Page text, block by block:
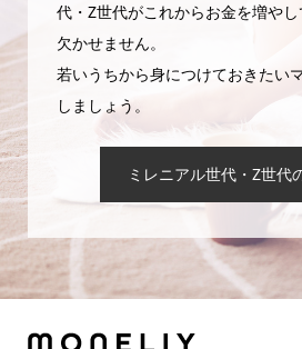
代・Z世代がこれからお金を増や
欠かせません。
若いうちから身につけておきたい
しましょう。
ミレニアル世代・Z世代